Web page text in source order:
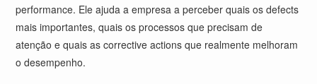
performance. Ele ajuda a empresa a perceber quais os defects
mais importantes, quais os processos que precisam de
atenção e quais as corrective actions que realmente melhoram
o desempenho.